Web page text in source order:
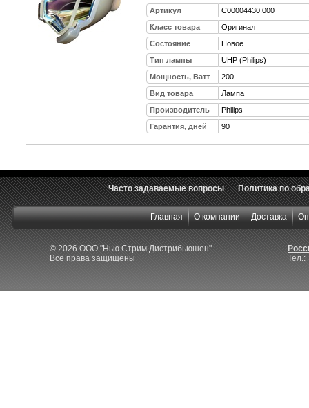
Артикул
C00004430.000
Класс товара
Оригинал
Состояние
Новое
Тип лампы
UHP (Philips)
Мощность, Ватт
200
Вид товара
Лампа
Производитель
Philips
Гарантия, дней
90
Часто задаваемые вопросы Политика по
Главная О компании Доставка
© 2026 ООО "Нью Стрим Дистрибьюшен"
Все права защищены
Тел.: